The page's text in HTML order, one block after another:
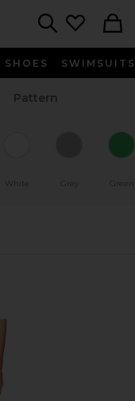
SHOES SWIMSUITS
Pattern
White Grey Green